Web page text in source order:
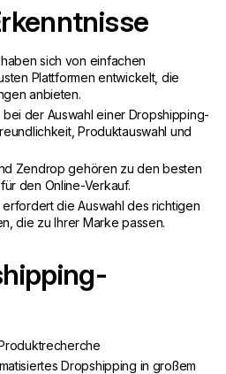
sich von einfachen
Plattformen entwickelt, die
anbieten.
der Auswahl einer Dropshipping-
Produktauswahl und
Zendrop gehören zu den besten
den Online-Verkauf.
die Auswahl des richtigen
die zu Ihrer Marke passen.
Dropshipping in großem